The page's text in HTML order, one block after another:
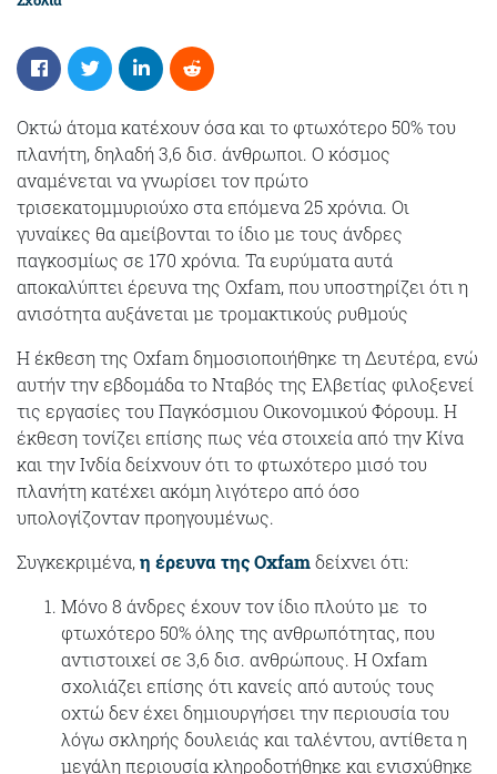
Οκτώ άτομα κατέχουν όσα και το φτωχότερο 50% του
πλανήτη, δηλαδή 3,6 δισ. άνθρωποι. Ο κόσμος
αναμένεται να γνωρίσει τον πρώτο
τρισεκατομμυριούχο στα επόμενα 25 χρόνια. Οι
γυναίκες θα αμείβονται το ίδιο με τους άνδρες
παγκοσμίως σε 170 χρόνια. Τα ευρύματα αυτά
αποκαλύπτει έρευνα της Oxfam, που υποστηρίζει ότι η
ανισότητα αυξάνεται με τρομακτικούς ρυθμούς
H έκθεση της Oxfam δημοσιοποιήθηκε τη Δευτέρα, ενώ
αυτήν την εβδομάδα το Νταβός της Ελβετίας φιλοξενεί
τις εργασίες του Παγκόσμιου Οικονομικού Φόρουμ. Η
έκθεση τονίζει επίσης πως νέα στοιχεία από την Κίνα
και την Ινδία δείχνουν ότι το φτωχότερο μισό του
πλανήτη κατέχει ακόμη λιγότερο από όσο
υπολογίζονταν προηγουμένως.
Συγκεκριμένα,η έρευνα της Oxfamδείχνει ότι:
Μόνο 8 άνδρες έχουν τον ίδιο πλούτο με το
φτωχότερο 50% όλης της ανθρωπότητας, που
αντιστοιχεί σε 3,6 δισ. ανθρώπους. Η Oxfam
σχολιάζει επίσης ότι κανείς από αυτούς τους
οχτώ δεν έχει δημιουργήσει την περιουσία του
λόγω σκληρής δουλειάς και ταλέντου, αντίθετα η
μεγάλη περιουσία κληροδοτήθηκε και ενισχύθηκε